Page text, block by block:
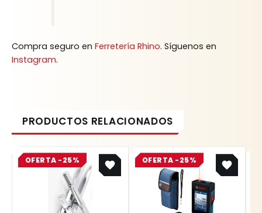
Compra seguro en Ferretería Rhino. Síguenos en
Instagram.
OFERTA -25%
Original
price
was:
$ 8.400.
Current
price
is:
$ 6.300.
OFERTA -25%
Original
price
was:
$ 2.445.100.
Current
price
is:
$ 1.833.825.